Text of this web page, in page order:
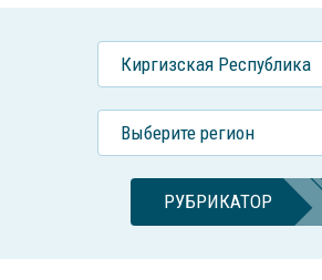
Киргизская Республика
Выберите регион
РУБРИКАТОР